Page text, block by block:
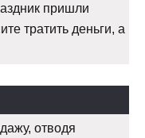
пришли
тратить деньги, а
отводя